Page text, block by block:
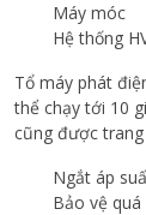
Máy móc
Hệ thống
Tổ máy phát
thể chạy tới 10
cũng được
Ngắt áp
Bảo vệ